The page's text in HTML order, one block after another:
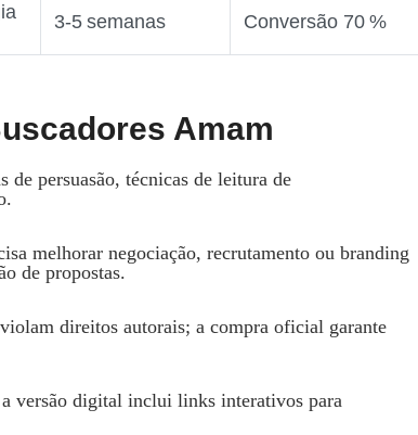
3‑5 semanas Conversão 70 %
Amam
de persuasão, técnicas de leitura de
melhorar negociação, recrutamento ou branding
de propostas.
direitos autorais; a compra oficial garante
versão digital inclui links interativos para